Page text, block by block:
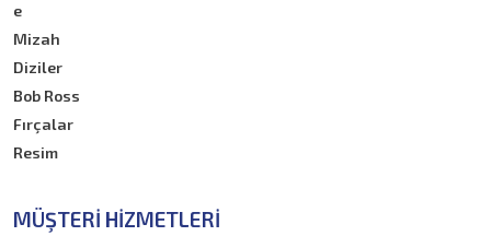
e
Mizah
Diziler
Bob Ross
Fırçalar
Resim
MÜŞTERI HIZMETLERI